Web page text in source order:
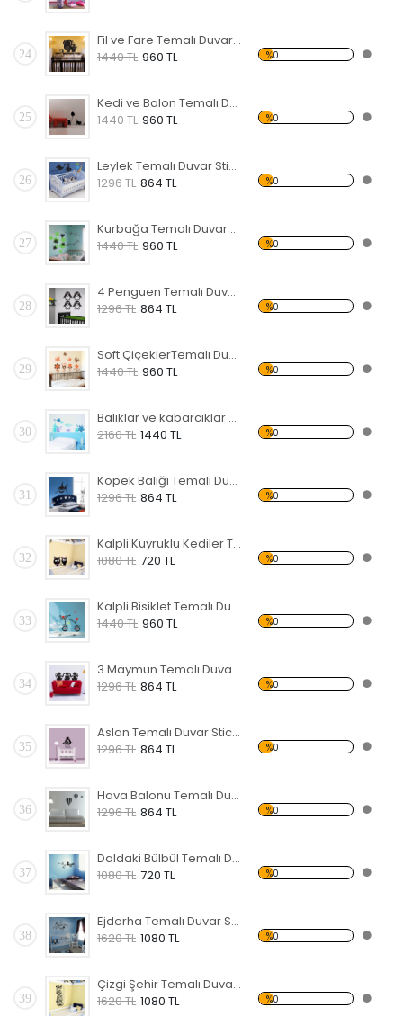
24
Fil ve Fare Temalı Duvar Sticker
1440 TL 960 TL %0
25
Kedi ve Balon Temalı Duvar Sticker
1440 TL 960 TL %0
26
Leylek Temalı Duvar Sticker
1296 TL 864 TL %0
27
Kurbağa Temalı Duvar Sticker
1440 TL 960 TL %0
28
4 Penguen Temalı Duvar Sticker
1296 TL 864 TL %0
29
Soft ÇiçeklerTemalı Duvar Sticker
1440 TL 960 TL %0
30
Balıklar ve kabarcıklar Temalı Duvar Sticker
2160 TL 1440 TL %0
31
Köpek Balığı Temalı Duvar Sticker
1296 TL 864 TL %0
32
Kalpli Kuyruklu Kediler Temalı Duvar Sticker
1080 TL 720 TL %0
33
Kalpli Bisiklet Temalı Duvar Sticker
1440 TL 960 TL %0
34
3 Maymun Temalı Duvar Sticker
1296 TL 864 TL %0
35
Aslan Temalı Duvar Sticker
1296 TL 864 TL %0
36
Hava Balonu Temalı Duvar Sticker
1296 TL 864 TL %0
37
Daldaki Bülbül Temalı Duvar Sticker
1080 TL 720 TL %0
38
Ejderha Temalı Duvar Sticker
1620 TL 1080 TL %0
39
Çizgi Şehir Temalı Duvar Sticker
1620 TL 1080 TL %0